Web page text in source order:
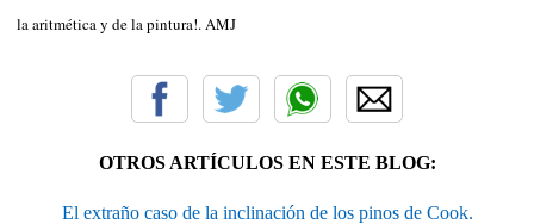
la aritmética y de la pintura!. AMJ
OTROS ARTÍCULOS EN ESTE BLOG:
El extraño caso de la inclinación de los pinos de Cook.